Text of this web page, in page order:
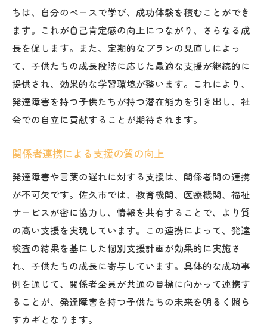
ちは、自分のペースで学び、成功体験を積むことができ
ます。これが自己肯定感の向上につながり、さらなる成
長を促します。また、定期的なプランの見直しによっ
て、子供たちの成長段階に応じた最適な支援が継続的に
提供され、効果的な学習環境が整います。これにより、
発達障害を持つ子供たちが持つ潜在能力を引き出し、社
会での自立に貢献することが期待されます。
関係者連携による支援の質の向上
発達障害や言葉の遅れに対する支援は、関係者間の連携
が不可欠です。佐久市では、教育機関、医療機関、福祉
サービスが密に協力し、情報を共有することで、より質
の高い支援を実現しています。この連携によって、発達
検査の結果を基にした個別支援計画が効果的に実施さ
れ、子供たちの成長に寄与しています。具体的な成功事
例を通じて、関係者全員が共通の目標に向かって連携す
ることが、発達障害を持つ子供たちの未来を明るく照ら
すカギとなります。